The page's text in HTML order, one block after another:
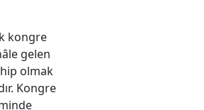
kongre
gelen
olmak
Kongre